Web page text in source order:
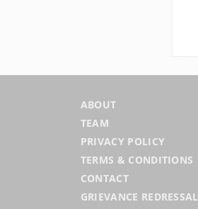
ABOUT
TEAM
PRIVACY POLICY
TERMS & CONDITIONS
CONTACT
GRIEVANCE REDRESSAL